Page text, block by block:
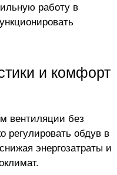
работу в
и комфорт
вентиляции без
регулировать обдув в
энергозатраты и